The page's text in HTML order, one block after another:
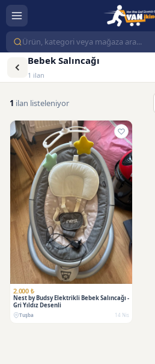
Bebek Salıncağı
1 ilan
1 ilan listeleniyor
2.000 ₺
Nest by Budsy Elektrikli Bebek Salıncağı -
Gri Yıldız Desenli
Tuşba 14 Nis